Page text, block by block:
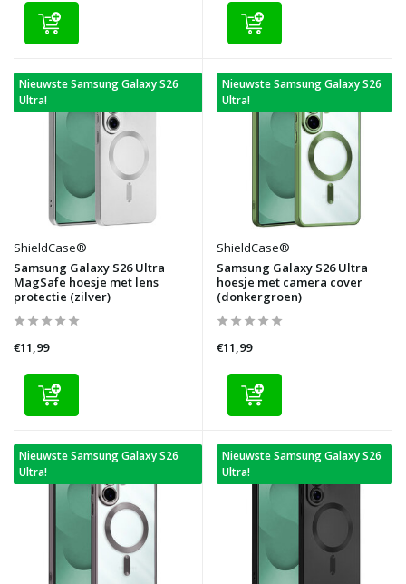
Nieuwste Samsung Galaxy S26
Ultra!
ShieldCase®
Samsung Galaxy S26 Ultra
MagSafe hoesje met lens
protectie (zilver)
€11,99
Nieuwste Samsung Galaxy S26
Ultra!
ShieldCase®
Samsung Galaxy S26 Ultra
hoesje met camera cover
(donkergroen)
€11,99
Nieuwste Samsung Galaxy S26
Ultra!
Nieuwste Samsung Galaxy S26
Ultra!